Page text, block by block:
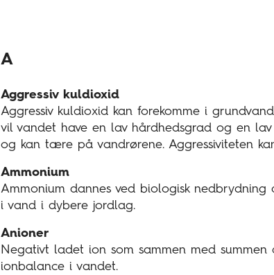
A
Aggressiv kuldioxid
Aggressiv kuldioxid kan forekomme i
vil vandet have en lav hårdhedsgrad og en lav
og kan tære på vandrørene. Aggressiviteten
Ammonium
Ammonium dannes ved biologisk
i vand i dybere jordlag.
Anioner
Negativt ladet ion som sammen med
ionbalance i vandet.